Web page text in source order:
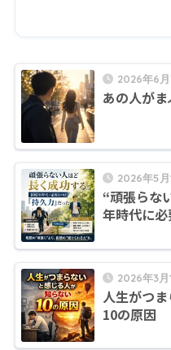
2026年6
あの人が
2026年5月
“頑張らな
年時代に
2026年3月
人生がつ
10の原因